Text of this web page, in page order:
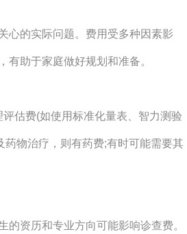
心的实际问题。费用受多种因素影
有助于家庭做好规划和准备。
估费(如使用标准化量表、智力测验
药物治疗，则有药费;有时可能需要其
资历和专业方向可能影响诊查费。